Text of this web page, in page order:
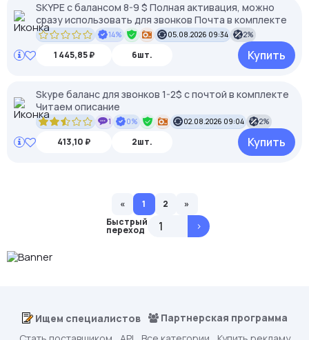
SKYPE c балансом 8-9 $ Полная активация, можно
сразу использовать для звонков Почта в комплекте
14% 05.08.2026 09:34 2%
1 445,85 ₽ 6шт. Купить
Skype баланс для звонков 1-2$ с почтой в комплекте
Читаем описание
1 0% 02.08.2026 09:04 2%
413,10 ₽ 2шт. Купить
« 1 2
»
Быстрый
переход >
Ищем специалистов
Партнерская программа